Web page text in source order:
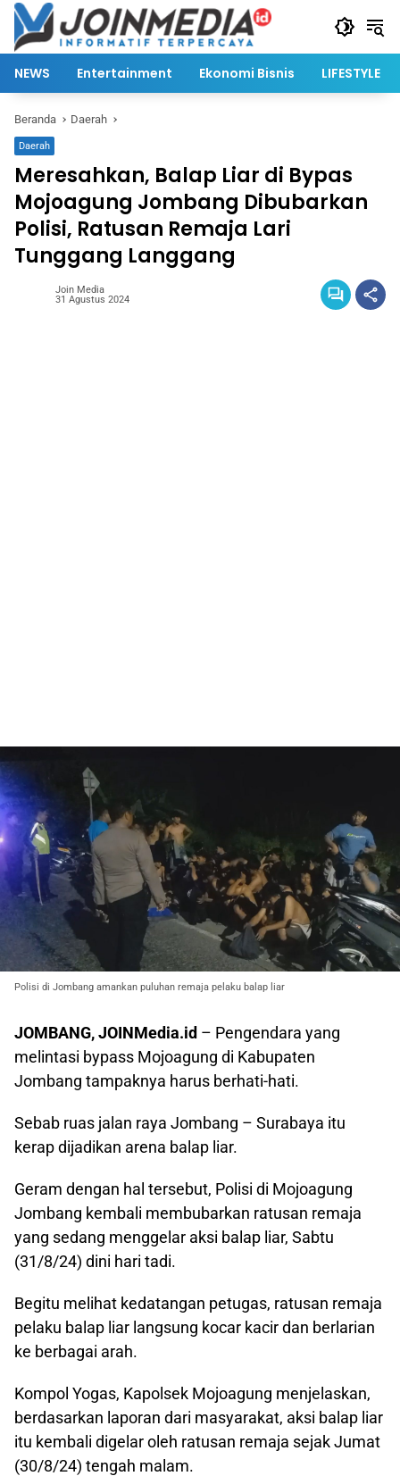
Langsung
konten
NEWS Entertainment Ekonomi Bisnis LIFESTYLE
Beranda Daerah
Daerah
Meresahkan, Balap Liar di Bypas
Mojoagung Jombang Dibubarkan
Polisi, Ratusan Remaja Lari
Tunggang Langgang
Join Media
31 Agustus 2024
Polisi di Jombang amankan puluhan remaja pelaku balap liar
JOMBANG, JOINMedia.id – Pengendara yang
melintasi bypass Mojoagung di Kabupaten
Jombang tampaknya harus berhati-hati.
Sebab ruas jalan raya Jombang – Surabaya itu
kerap dijadikan arena balap liar.
Geram dengan hal tersebut, Polisi di Mojoagung
Jombang kembali membubarkan ratusan remaja
yang sedang menggelar aksi balap liar, Sabtu
(31/8/24) dini hari tadi.
Begitu melihat kedatangan petugas, ratusan remaja
pelaku balap liar langsung kocar kacir dan berlarian
ke berbagai arah.
Kompol Yogas, Kapolsek Mojoagung menjelaskan,
berdasarkan laporan dari masyarakat, aksi balap liar
itu kembali digelar oleh ratusan remaja sejak Jumat
(30/8/24) tengah malam.